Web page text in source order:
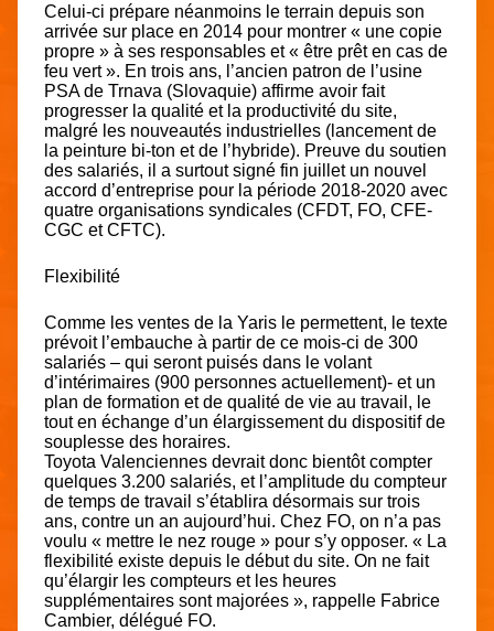
Celui-ci prépare néanmoins le terrain depuis son
arrivée sur place en 2014 pour montrer « une copie
propre » à ses responsables et « être prêt en cas de
feu vert ». En trois ans, l’ancien patron de l’usine
PSA de Trnava (Slovaquie) affirme avoir fait
progresser la qualité et la productivité du site,
malgré les nouveautés industrielles (lancement de
la peinture bi-ton et de l’hybride). Preuve du soutien
des salariés, il a surtout signé fin juillet un nouvel
accord d’entreprise pour la période 2018-2020 avec
quatre organisations syndicales (CFDT, FO, CFE-
CGC et CFTC).
Flexibilité
Comme les ventes de la Yaris le permettent, le texte
prévoit l’embauche à partir de ce mois-ci de 300
salariés – qui seront puisés dans le volant
d’intérimaires (900 personnes actuellement)- et un
plan de formation et de qualité de vie au travail, le
tout en échange d’un élargissement du dispositif de
souplesse des horaires.
Toyota Valenciennes devrait donc bientôt compter
quelques 3.200 salariés, et l’amplitude du compteur
de temps de travail s’établira désormais sur trois
ans, contre un an aujourd’hui. Chez FO, on n’a pas
voulu « mettre le nez rouge » pour s’y opposer. « La
flexibilité existe depuis le début du site. On ne fait
qu’élargir les compteurs et les heures
supplémentaires sont majorées », rappelle Fabrice
Cambier, délégué FO.